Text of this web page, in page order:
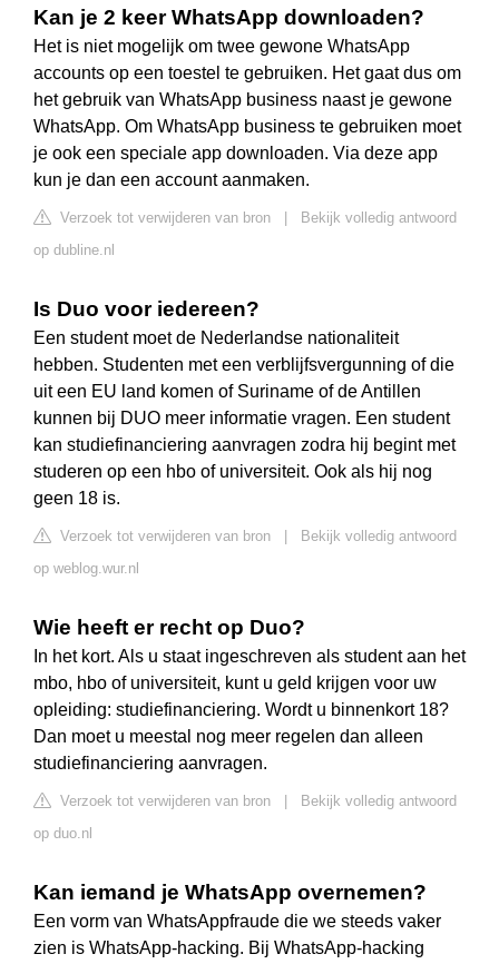
Kan je 2 keer WhatsApp downloaden?
Het is niet mogelijk om twee gewone WhatsApp
accounts op een toestel te gebruiken. Het gaat dus om
het gebruik van WhatsApp business naast je gewone
WhatsApp. Om WhatsApp business te gebruiken moet
je ook een speciale app downloaden. Via deze app
kun je dan een account aanmaken.
Verzoek tot verwijderen van bron
Bekijk volledig antwoord
op dubline.nl
Is Duo voor iedereen?
Een student moet de Nederlandse nationaliteit
hebben. Studenten met een verblijfsvergunning of die
uit een EU land komen of Suriname of de Antillen
kunnen bij DUO meer informatie vragen. Een student
kan studiefinanciering aanvragen zodra hij begint met
studeren op een hbo of universiteit. Ook als hij nog
geen 18 is.
Verzoek tot verwijderen van bron
Bekijk volledig antwoord
op weblog.wur.nl
Wie heeft er recht op Duo?
In het kort. Als u staat ingeschreven als student aan het
mbo, hbo of universiteit, kunt u geld krijgen voor uw
opleiding: studiefinanciering. Wordt u binnenkort 18?
Dan moet u meestal nog meer regelen dan alleen
studiefinanciering aanvragen.
Verzoek tot verwijderen van bron
Bekijk volledig antwoord
op duo.nl
Kan iemand je WhatsApp overnemen?
Een vorm van WhatsAppfraude die we steeds vaker
zien is WhatsApp-hacking. Bij WhatsApp-hacking